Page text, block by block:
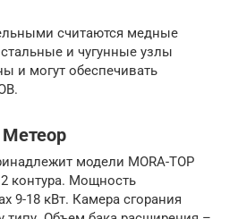
считаются медные
и чугунные узлы
и могут обеспечивать
модели MORA-TOP
контура. Мощность
9-18 кВт. Камера сгорания